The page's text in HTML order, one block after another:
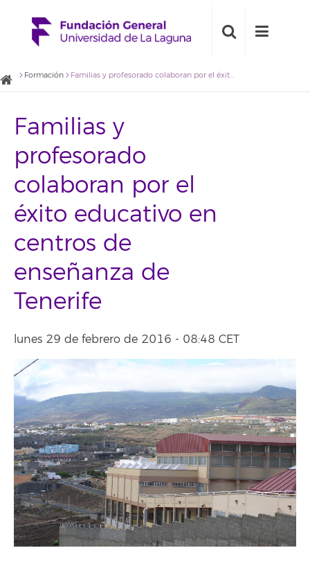
Formación Familias y profesorado colaboran por el éxito educativo en centros de enseñanza de Tenerife
Familias y
profesorado
colaboran por el
éxito educativo en
centros de
enseñanza de
Tenerife
lunes 29 de febrero de 2016 - 08:48 CET